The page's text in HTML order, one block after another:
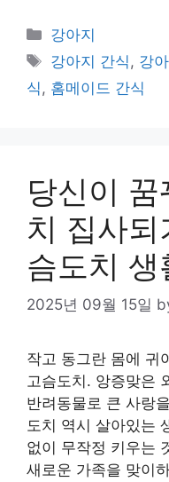
Categories
강아지
Tags
강아지 간식 , 강
식 , 홈메이드 간식
당신이
치 집사
슴도치
2025년 09월 15일
작고 동그란 몸에 귀
고슴도치. 앙증맞은
반려동물로 큰 사랑
도치 역시 살아있는
없이 무작정 키우는
새로운 가족을 맞이